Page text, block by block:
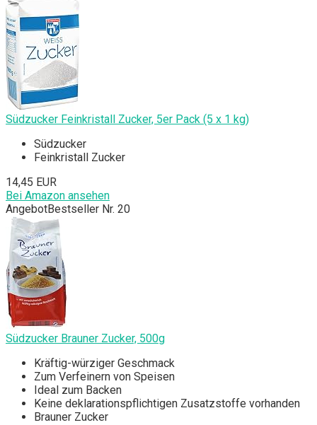
Südzucker Feinkristall Zucker, 5er Pack (5 x 1 kg)
Südzucker
Feinkristall Zucker
14,45 EUR
Bei Amazon ansehen
AngebotBestseller Nr. 20
Südzucker Brauner Zucker, 500g
Kräftig-würziger Geschmack
Zum Verfeinern von Speisen
Ideal zum Backen
‎Keine deklarationspflichtigen Zusatzstoffe vorhanden
Brauner Zucker